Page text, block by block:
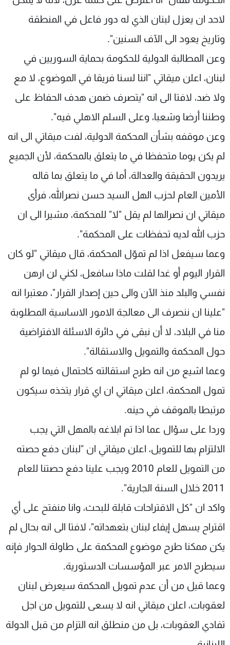
لاحد ان يعزل لبنان الذي له دور فاعل في المنطقة
وتاريخ يعود الى الآف السنين".
وعن المطالبة الدولية للحكومة بحماية السوريين في
لبنان، اعلن ميقاتي "اننا لسنا فريقا في الموضوع، لا مع
ولا ضد، لافتا الى انه "يتصرف ضمن هدف الحفاظ على
وطننا أرضا وشعبا، وعلى السلم الاهلي فيه".
وعن موقفه بشأن المحكمة الدولية، لفت ميقاتي الى انه
لم يكن يوما متحفظا في ما يتعلق بالمحكمة، لأن الجميع
يريدون الحقيقة والعدالة، أما في ما يتعلق بما قاله
الأمين العام لحزب الهل السيد حسن نصرالله، فرأى
ميقاتي ان نصرالها لم يقل "لا" للمحكمة، مشيرا الى ان
حزب الله لديه تحفظات على المحكمة".
وعما سيفعل اذا لم تموّل المحكمة، قال ميقاتي "لو كان
القرار اليوم أو غدا لقلت ماذا سافعل، لكني لن ارهن
نفسي والبلد منذ الآن والى حين إصدار القرار"، معتبرا انه
"علينا ان ننصرف الى معالجة الامور الاساسية المطلوبة
منا في البلاد، لا أن نبقى في دائرة الاسئلة الافتراضية
حول المحكمة والتمويل والاستقالة".
وعما اشيع من انه طرح استقالته كاحتمال فيما لو لم
تمول المحكمة، اعلن ميقاتي ان اي قرار يتخذه سيكون
مرتبطا بالموقف في حينه.
وردا على سؤال عما اذا تم ابلاغه بالمهل التي يجب
الالتزام بها للتمويل، اعلن ميقاتي ان "لبنان دفع حصته
من التمويل للعام 2010 ويجب علينا دفع حصتنا للعام
2011 خلال السنة الجارية".
واكد ان "كل الاقتراحات قابلة للبحث، وانا منفتح على أي
اقتراح يسهل إيفاء لبنان بتعهداته"، لافتا الى انه بحال لم
يكن ممكنا طرح موضوع المحكمة على طاولة الحوار فإنه
سيطرح الامر عبر المؤسسات الدستورية.
وعما قيل من أن عدم تمويل المحكمة سيعرض لبنان
لعقوبات، اعلن ميقاتي انه لا يسعى للتمويل من اجل
تفادي العقوبات، بل من منطلق انه التزام من قبل الدولة